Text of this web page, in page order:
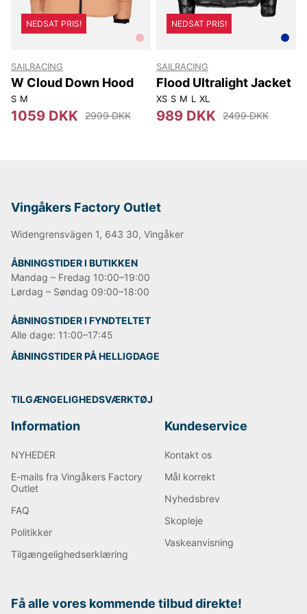
NEDSAT PRIS!
SAILRACING
W Cloud Down Hood
S M
1059 DKK 2999 DKK
NEDSAT PRIS!
SAILRACING
Flood Ultralight Jacket
XS S M L XL
989 DKK 2499 DKK
Vingåkers Factory Outlet
Widengrensvägen 1, 643 30, Vingåker
ÅBNINGSTIDER I BUTIKKEN
Mandag – Fredag 10:00–19:00
Lørdag – Søndag 09:00–18:00
ÅBNINGSTIDER I FYNDTELTET
Alle dage: 11:00–17:45
ÅBNINGSTIDER PÅ HELLIGDAGE
TILGÆNGELIGHEDSVÆRKTØJ
Information
NYHEDER
E-mails fra Vingåkers Factory
Outlet
FAQ
Politikker
Tilgængelighedserklæring
Kundeservice
Kontakt os
Mål korrekt
Nyhedsbrev
Skopleje
Vaskeanvisning
Få alle vores kommende tilbud direkte!